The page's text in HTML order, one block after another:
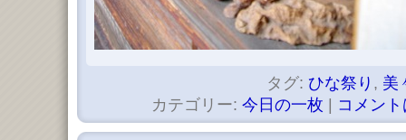
タグ: ひな祭り , 美
カテゴリー: 今日の一枚 コメン